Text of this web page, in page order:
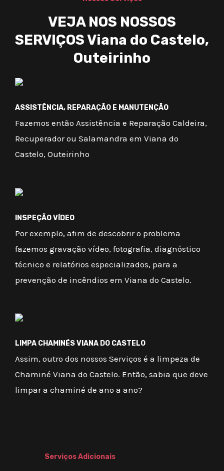
VEJA NOS NOSSOS
SERVIÇOS Viana do Castelo,
Outeirinho
ASSISTÊNCIA, REPARAÇÃO E MANUTENÇÃO
Fazemos então Assistência e Reparação Caldeira,
Recuperador ou Salamandra em Viana do
Castelo, Outeirinho
INSPEÇÃO VÍDEO
Por exemplo, afim de descobrir o problema
fazemos gravação vídeo, fotografia, diagnóstico
técnico e relatórios especializados, para a
prevenção de incêndios em Viana do Castelo.
LIMPA CHAMINÉS VIANA DO CASTELO
Assim, outro dos nossos Serviços é a limpeza de
Chaminé Viana do Castelo. Então, sabia que deve
limpar a chaminé de ano a ano?
Serviços Adicionais